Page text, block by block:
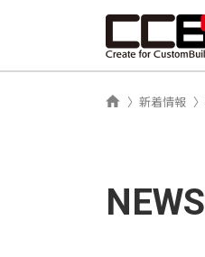
ホーム
新着情報
NEWS